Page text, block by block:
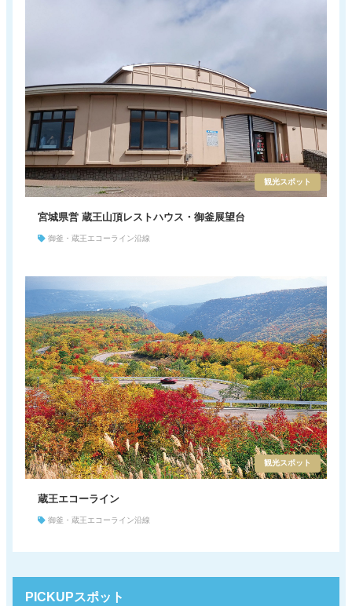
観光スポット
宮城県営 蔵王山頂レストハウス・御釜展望台
御釜・蔵王エコーライン沿線
観光スポット
蔵王エコーライン
御釜・蔵王エコーライン沿線
PICKUPスポット